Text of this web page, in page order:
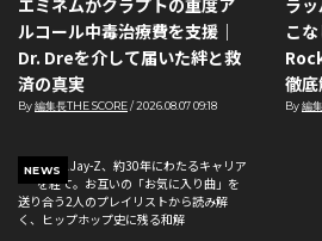
エミネムがクラプトの重度ア
ルコール中毒治療費を支援｜
Dr. Dreを介して届いた絆と救
済の真実
By編集長THE SCORE/2026.08.07 09:18
ラ
こ
徹
By編
NEWS